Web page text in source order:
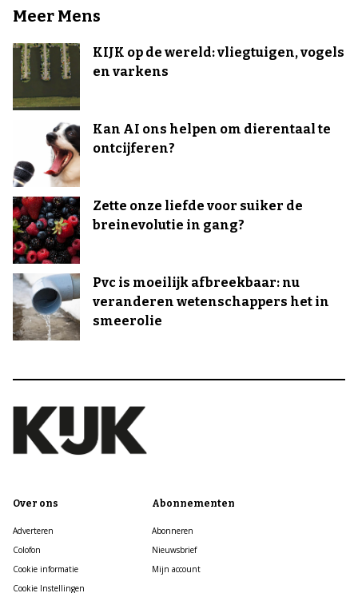
Meer Mens
KIJK op de wereld: vliegtuigen, vogels
en varkens
Kan AI ons helpen om dierentaal te
ontcijferen?
Zette onze liefde voor suiker de
breinevolutie in gang?
Pvc is moeilijk afbreekbaar: nu
veranderen wetenschappers het in
smeerolie
Over ons
Adverteren
Colofon
Cookie informatie
Cookie Instellingen
Abonnementen
Abonneren
Nieuwsbrief
Mijn account